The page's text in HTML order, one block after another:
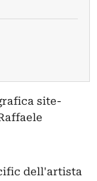
site-
dell'artista